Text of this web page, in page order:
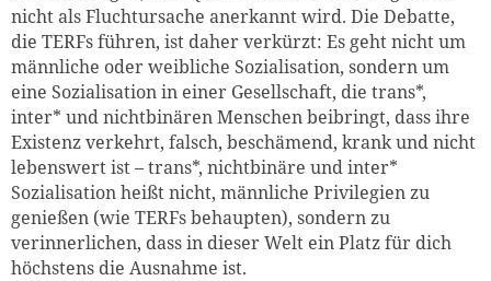
nicht als Fluchtursache anerkannt wird. Die Debatte,
die TERFs führen, ist daher verkürzt: Es geht nicht um
männliche oder weibliche Sozialisation, sondern um
eine Sozialisation in einer Gesellschaft, die trans*,
inter* und nichtbinären Menschen beibringt, dass ihre
Existenz verkehrt, falsch, beschämend, krank und nicht
lebenswert ist – trans*, nichtbinäre und inter*
Sozialisation heißt nicht, männliche Privilegien zu
genießen (wie TERFs behaupten), sondern zu
verinnerlichen, dass in dieser Welt ein Platz für dich
höchstens die Ausnahme ist.